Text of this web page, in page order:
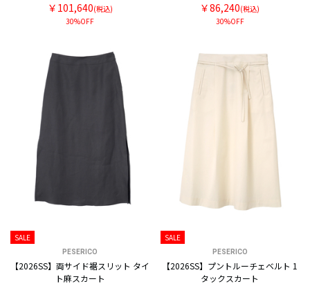
￥101,640(税込)
30%OFF
￥86,240(税込)
30%OFF
SALE
PESERICO
【2026SS】両サイド裾スリット タイ
ト麻スカート
SALE
PESERICO
【2026SS】プントルーチェベルト 1
タックスカート